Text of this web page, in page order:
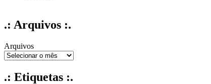
.: Arquivos :.
Arquivos
.: Etiquetas :.